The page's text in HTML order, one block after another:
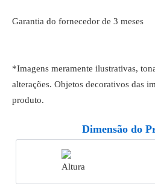
Garantia do fornecedor de 3 meses
*Imagens meramente ilustrativas,
alterações. Objetos decorativos das
produto.
Dimensão do